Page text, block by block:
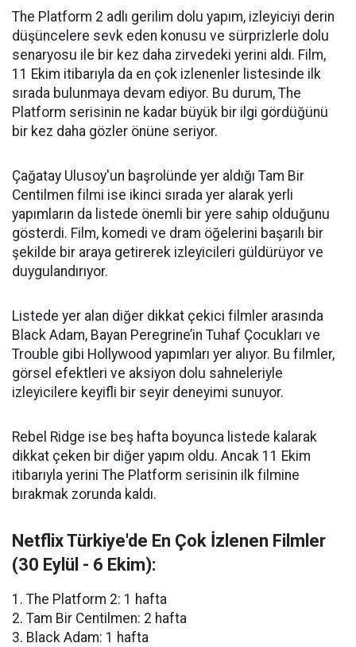
The Platform 2 adlı gerilim dolu yapım, izleyiciyi derin
düşüncelere sevk eden konusu ve sürprizlerle dolu
senaryosu ile bir kez daha zirvedeki yerini aldı. Film,
11 Ekim itibarıyla da en çok izlenenler listesinde ilk
sırada bulunmaya devam ediyor. Bu durum, The
Platform serisinin ne kadar büyük bir ilgi gördüğünü
bir kez daha gözler önüne seriyor.
Çağatay Ulusoy'un başrolünde yer aldığı Tam Bir
Centilmen filmi ise ikinci sırada yer alarak yerli
yapımların da listede önemli bir yere sahip olduğunu
gösterdi. Film, komedi ve dram öğelerini başarılı bir
şekilde bir araya getirerek izleyicileri güldürüyor ve
duygulandırıyor.
Listede yer alan diğer dikkat çekici filmler arasında
Black Adam, Bayan Peregrine’in Tuhaf Çocukları ve
Trouble gibi Hollywood yapımları yer alıyor. Bu filmler,
görsel efektleri ve aksiyon dolu sahneleriyle
izleyicilere keyifli bir seyir deneyimi sunuyor.
Rebel Ridge ise beş hafta boyunca listede kalarak
dikkat çeken bir diğer yapım oldu. Ancak 11 Ekim
itibarıyla yerini The Platform serisinin ilk filmine
bırakmak zorunda kaldı.
Netflix Türkiye'de En Çok İzlenen Filmler
(30 Eylül - 6 Ekim):
1. The Platform 2: 1 hafta
2. Tam Bir Centilmen: 2 hafta
3. Black Adam: 1 hafta